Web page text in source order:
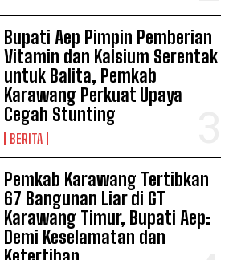
Bupati Aep Pimpin Pemberian
Vitamin dan Kalsium Serentak
untuk Balita, Pemkab
Karawang Perkuat Upaya
Cegah Stunting
BERITA
Pemkab Karawang Tertibkan
67 Bangunan Liar di GT
Karawang Timur, Bupati Aep:
Demi Keselamatan dan